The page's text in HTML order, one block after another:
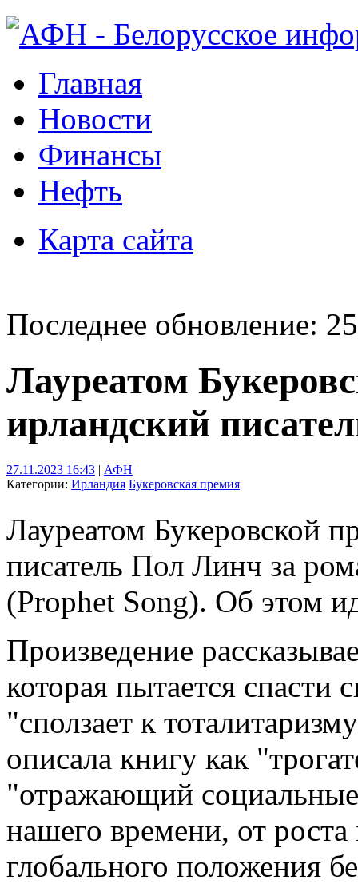
Главная
Новости
Финансы
Нефть
Карта сайта
Последнее обновление:
Лауреатом
ирландский
27.11.2023 16:43 | АФН
Категории: Ирландия Букеровская премия
Лауреатом Букеровской
писатель Пол Линч за
(Prophet Song). Об этом
Произведение
которая пытается
"сползает к
описала книгу как
"отражающий
нашего времени, от
глобального положения